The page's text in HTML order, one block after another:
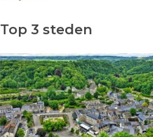
Top 3 steden